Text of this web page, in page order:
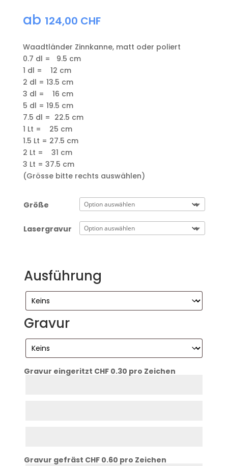
ab 124,00 CHF
Waadtländer Zinnkanne, matt oder poliert
0.7 dl = 9.5 cm
1 dl = 12 cm
2 dl = 13.5 cm
3 dl = 16 cm
5 dl = 19.5 cm
7.5 dl = 22.5 cm
1 Lt = 25 cm
1.5 Lt = 27.5 cm
2 Lt = 31 cm
3 Lt = 37.5 cm
(Grösse bitte rechts auswählen)
Größe
Lasergravur
Ausführung
Gravur
Gravur eingeritzt CHF 0.30 pro Zeichen
Gravur gefräst CHF 0.60 pro Zeichen